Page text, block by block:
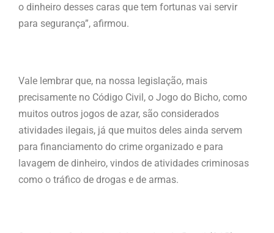
o dinheiro desses caras que tem fortunas vai servir
para segurança”, afirmou.
Vale lembrar que, na nossa legislação, mais
precisamente no Código Civil, o Jogo do Bicho, como
muitos outros jogos de azar, são considerados
atividades ilegais, já que muitos deles ainda servem
para financiamento do crime organizado e para
lavagem de dinheiro, vindos de atividades criminosas
como o tráfico de drogas e de armas.